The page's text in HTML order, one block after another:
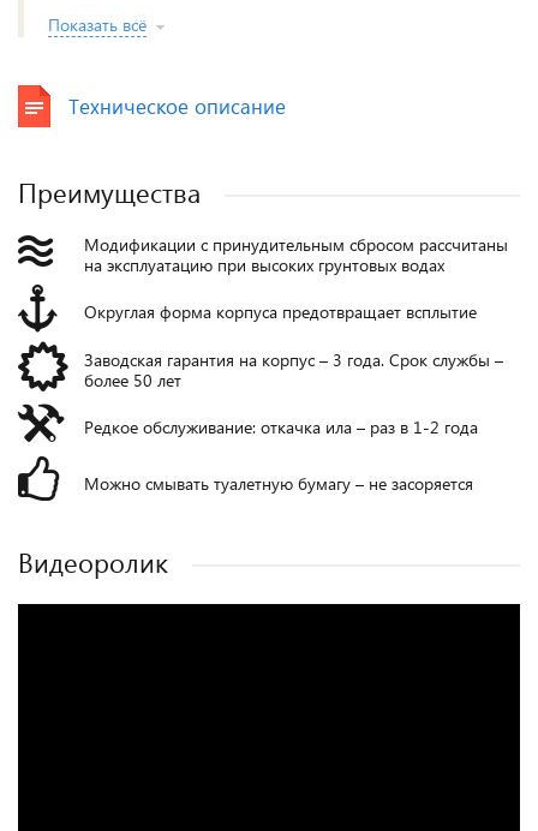
Показать всё
Техническое описание
Преимущества
Модификации с принудительным сбросом рассчитаны
на эксплуатацию при высоких грунтовых водах
Округлая форма корпуса предотвращает всплытие
Заводская гарантия на корпус – 3 года. Срок службы –
более 50 лет
Редкое обслуживание: откачка ила – раз в 1-2 года
Можно смывать туалетную бумагу – не засоряется
Видеоролик